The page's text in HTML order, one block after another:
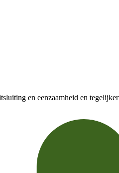
en eenzaamheid en